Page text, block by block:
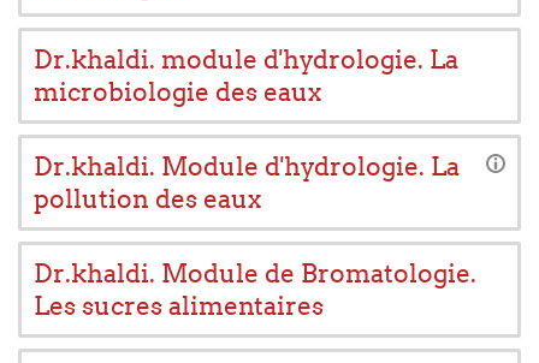
Dr.khaldi. module d'hydrologie. La
microbiologie des eaux
Dr.khaldi. Module d'hydrologie. La
pollution des eaux
Dr.khaldi. Module de Bromatologie.
Les sucres alimentaires